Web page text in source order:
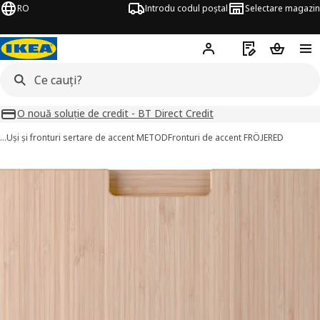
RO Introdu codul poștal Selectare magazin
Hej! Autentifică-te
Listă deCoșul de
O nouă soluție de credit - BT Direct Credit
…Uși și fronturi sertare de accent METODFronturi de accent FRÖJERED
imagini